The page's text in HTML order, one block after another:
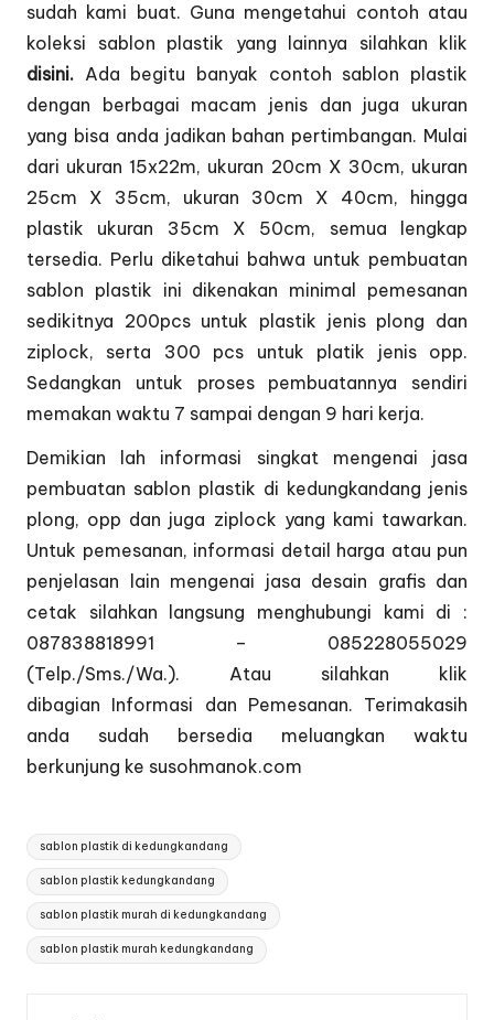
sudah kami buat. Guna mengetahui contoh atau
koleksi sablon plastik yang lainnya silahkan klik
disini. Ada begitu banyak contoh sablon plastik
dengan berbagai macam jenis dan juga ukuran
yang bisa anda jadikan bahan pertimbangan. Mulai
dari ukuran 15x22m, ukuran 20cm X 30cm, ukuran
25cm X 35cm, ukuran 30cm X 40cm, hingga
plastik ukuran 35cm X 50cm, semua lengkap
tersedia. Perlu diketahui bahwa untuk pembuatan
sablon plastik ini dikenakan minimal pemesanan
sedikitnya 200pcs untuk plastik jenis plong dan
ziplock, serta 300 pcs untuk platik jenis opp.
Sedangkan untuk proses pembuatannya sendiri
memakan waktu 7 sampai dengan 9 hari kerja.
Demikian lah informasi singkat mengenai jasa
pembuatan sablon plastik di kedungkandang jenis
plong, opp dan juga ziplock yang kami tawarkan.
Untuk pemesanan, informasi detail harga atau pun
penjelasan lain mengenai jasa desain grafis dan
cetak silahkan langsung menghubungi kami di :
087838818991 – 085228055029
(Telp./Sms./Wa.). Atau silahkan klik
dibagian Informasi dan Pemesanan. Terimakasih
anda sudah bersedia meluangkan waktu
berkunjung ke susohmanok.com
Tags:
sablon plastik di kedungkandang
sablon plastik kedungkandang
sablon plastik murah di kedungkandang
sablon plastik murah kedungkandang